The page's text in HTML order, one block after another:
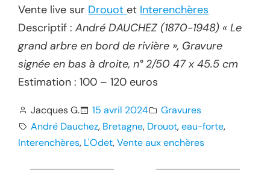
Vente live sur Drouotet Interenchères
Descriptif :André DAUCHEZ (1870-1948) « Le
grand arbre en bord de rivière », Gravure
signée en bas à droite, n° 2/50 47 x 45.5 cm
Estimation : 100 – 120 euros
Jacques G. 15 avril 2024
Gravures
André Dauchez, Bretagne, Drouot, eau-forte,
Interenchères, L'Odet, Vente aux enchères